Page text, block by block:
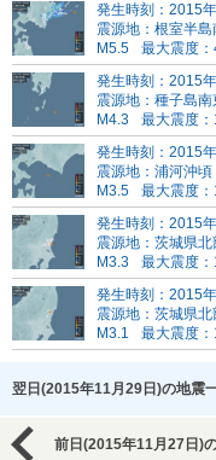
発生時刻：2015
震源地：根室半
M5.5
最大震度
発生時刻：2015
震源地：種子島南
M4.3
最大震度：
発生時刻：2015
震源地：浦河沖頃
M3.5
最大震度：
発生時刻：2015
震源地：茨城県北
M3.3
最大震度：
発生時刻：2015
震源地：茨城県北
M3.1
最大震度：
翌日(2015年11月29日)の地震
前日(2015年11月27日)